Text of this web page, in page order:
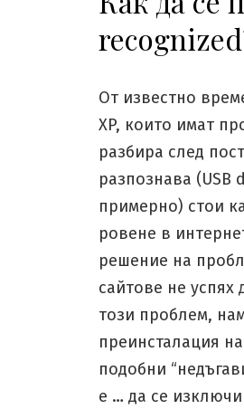
От известно
XP, които имат
разбира след
разпознава (USB
примерно) стои
ровене в
решение на
сайтове не
този проблем,
преинсталация
подобни
е … да се